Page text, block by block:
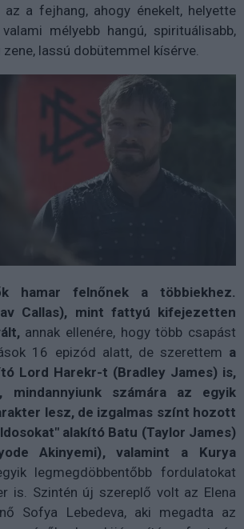
a fejhang, ahogy énekelt, helyette
mélyebb hangú, spirituálisabb,
lassú dobütemmel kísérve.
hamar felnőnek a többiekhez.
Callas), mint fattyú kifejezetten
annak ellenére, hogy több csapást
16 epizód alatt, de szerettem a
Lord Harekr-t (Bradley James) is,
mindannyiunk számára az egyik
lesz, de izgalmas színt hozott
alakító Batu (Taylor James)
Akinyemi), valamint a Kurya
legmegdöbbentőbb fordulatokat
is. Szintén új szereplő volt az Elena
Sofya Lebedeva, aki megadta az